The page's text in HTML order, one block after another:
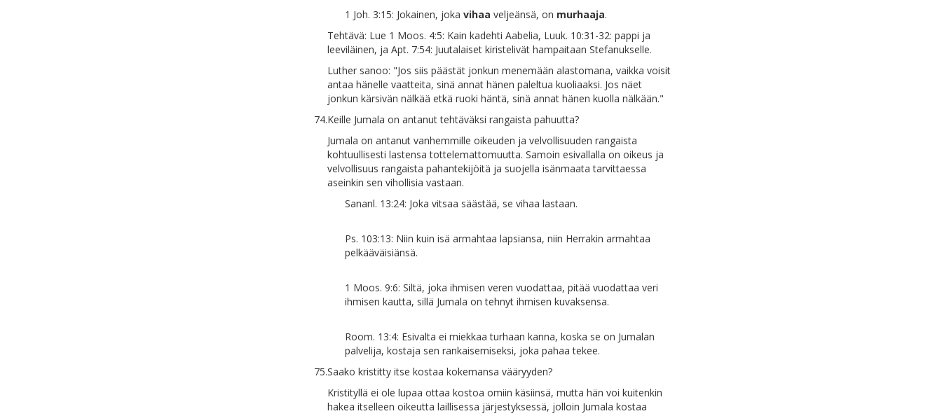
1 Joh. 3:15: Jokainen, joka vihaa veljeänsä, on murhaaja.
Tehtävä: Lue 1 Moos. 4:5: Kain kadehti Aabelia, Luuk. 10:31-32: pappi ja
leeviläinen, ja Apt. 7:54: Juutalaiset kiristelivät hampaitaan Stefanukselle.
Luther sanoo: "Jos siis päästät jonkun menemään alastomana, vaikka voisit
antaa hänelle vaatteita, sinä annat hänen paleltua kuoliaaksi. Jos näet
jonkun kärsivän nälkää etkä ruoki häntä, sinä annat hänen kuolla nälkään."
74.Keille Jumala on antanut tehtäväksi rangaista pahuutta?
Jumala on antanut vanhemmille oikeuden ja velvollisuuden rangaista
kohtuullisesti lastensa tottelemattomuutta. Samoin esivallalla on oikeus ja
velvollisuus rangaista pahantekijöitä ja suojella isänmaata tarvittaessa
aseinkin sen vihollisia vastaan.
Sananl. 13:24: Joka vitsaa säästää, se vihaa lastaan.
Ps. 103:13: Niin kuin isä armahtaa lapsiansa, niin Herrakin armahtaa
pelkääväisiänsä.
1 Moos. 9:6: Siltä, joka ihmisen veren vuodattaa, pitää vuodattaa veri
ihmisen kautta, sillä Jumala on tehnyt ihmisen kuvaksensa.
Room. 13:4: Esivalta ei miekkaa turhaan kanna, koska se on Jumalan
palvelija, kostaja sen rankaisemiseksi, joka pahaa tekee.
75.Saako kristitty itse kostaa kokemansa vääryyden?
Kristityllä ei ole lupaa ottaa kostoa omiin käsiinsä, mutta hän voi kuitenkin
hakea itselleen oikeutta laillisessa järjestyksessä, jolloin Jumala kostaa